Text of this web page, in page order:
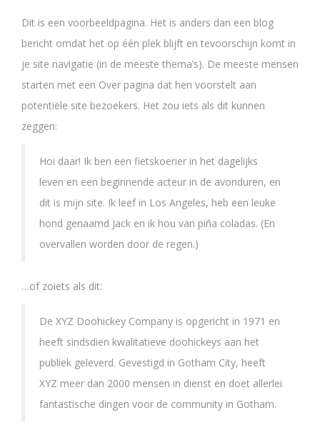
Dit is een voorbeeldpagina. Het is anders dan een blog
bericht omdat het op één plek blijft en tevoorschijn komt in
je site navigatie (in de meeste thema’s). De meeste mensen
starten met een Over pagina dat hen voorstelt aan
potentiële site bezoekers. Het zou iets als dit kunnen
zeggen:
Hoi daar! Ik ben een fietskoerier in het dagelijks
leven en een beginnende acteur in de avonduren, en
dit is mijn site. Ik leef in Los Angeles, heb een leuke
hond genaamd Jack en ik hou van piña coladas. (En
overvallen worden door de regen.)
…of zoiets als dit:
De XYZ Doohickey Company is opgericht in 1971 en
heeft sindsdien kwalitatieve doohickeys aan het
publiek geleverd. Gevestigd in Gotham City, heeft
XYZ meer dan 2000 mensen in dienst en doet allerlei
fantastische dingen voor de community in Gotham.